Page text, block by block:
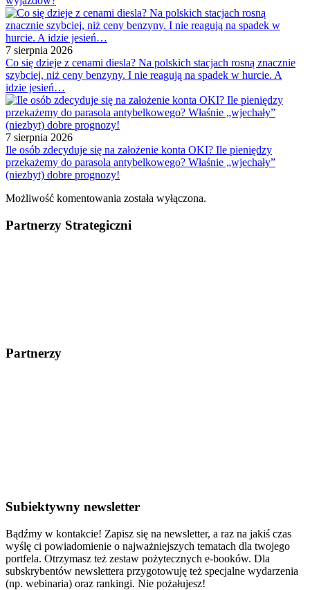
7 sierpnia 2026
Co się dzieje z cenami diesla? Na polskich stacjach rosną znacznie
szybciej, niż ceny benzyny. I nie reagują na spadek w hurcie. A
idzie jesień…
7 sierpnia 2026
Ile osób zdecyduje się na założenie konta OKI? Ile pieniędzy
przekażemy do parasola antybelkowego? Właśnie „wjechały”
(niezbyt) dobre prognozy!
Możliwość komentowania została wyłączona.
Partnerzy Strategiczni
Partnerzy
Subiektywny newsletter
Bądźmy w kontakcie! Zapisz się na newsletter, a raz na jakiś czas
wyślę ci powiadomienie o najważniejszych tematach dla twojego
portfela. Otrzymasz też zestaw pożytecznych e-booków. Dla
subskrybentów newslettera przygotowuję też specjalne wydarzenia
(np. webinaria) oraz rankingi. Nie pożałujesz!